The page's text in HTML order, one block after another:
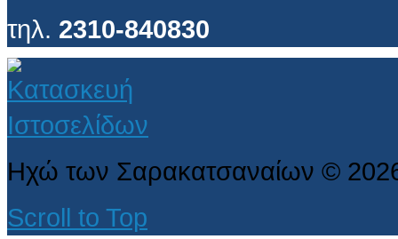
τηλ. 2310-840830
Ηχώ των Σαρακατσαναίων ©
Scroll to Top